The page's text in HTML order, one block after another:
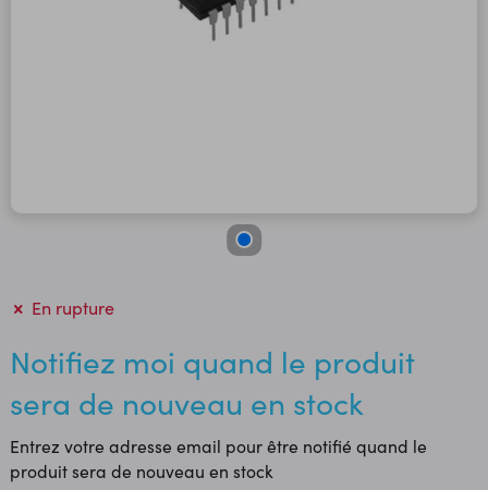
En rupture
Notifiez moi quand le produit
sera de nouveau en stock
Entrez votre adresse email pour être notifié quand le
produit sera de nouveau en stock